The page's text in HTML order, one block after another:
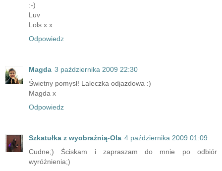
:-)
Luv
Lols x x
Odpowiedz
Magda 3 października 2009 22:30
Świetny pomysł! Laleczka odjazdowa :)
Magda x
Odpowiedz
Szkatułka z wyobraźnią-Ola 4 października 2009 01:09
Cudne;) Ściskam i zapraszam do mnie po odbiór
wyróżnienia;)